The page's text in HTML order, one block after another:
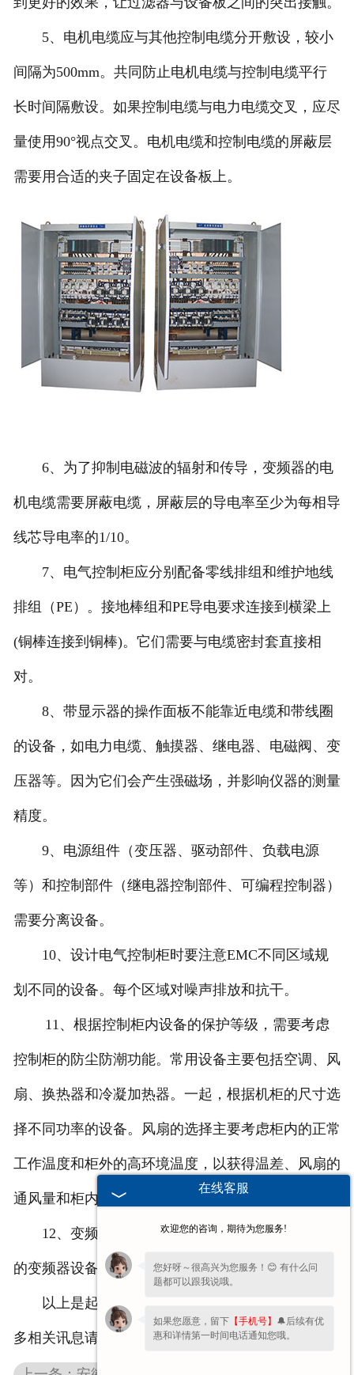
5、电机电缆应与其他控制电缆分开敷设，较小
间隔为500mm。共同防止电机电缆与控制电缆平行
长时间隔敷设。如果控制电缆与电力电缆交叉，应尽
量使用90°视点交叉。电机电缆和控制电缆的屏蔽层
需要用合适的夹子固定在设备板上。
6、为了抑制电磁波的辐射和传导，变频器的电
机电缆需要屏蔽电缆，屏蔽层的导电率至少为每相导
线芯导电率的1/10。
7、电气控制柜应分别配备零线排组和维护地线
排组（PE）。接地棒组和PE导电要求连接到横梁上
(铜棒连接到铜棒)。它们需要与电缆密封套直接相
对。
8、带显示器的操作面板不能靠近电缆和带线圈
的设备，如电力电缆、触摸器、继电器、电磁阀、变
压器等。因为它们会产生强磁场，并影响仪器的测量
精度。
9、电源组件（变压器、驱动部件、负载电源
等）和控制部件（继电器控制部件、可编程控制器）
需要分离设备。
10、设计电气控制柜时要注意EMC不同区域规
划不同的设备。每个区域对噪声排放和抗干。
11、根据控制柜内设备的保护等级，需要考虑
控制柜的防尘防潮功能。常用设备主要包括空调、风
扇、换热器和冷凝加热器。一起，根据机柜的尺寸选
择不同功率的设备。风扇的选择主要考虑柜内的正常
工作温度和柜外的高环境温度，以获得温差、风扇的
通风量和柜内的风量。
12、变频器设备的基本要求。控制柜之间有更好
的变频器设备。变频器应为直设备。
以上是起重机电气柜厂家和大家分享的内容，更
多相关讯息请联络我们！
在线客服
欢迎您的咨询，期待为您服务!
您好呀～很高兴为您服务！😊 有什么问
题都可以跟我说哦。
如果您愿意，留下 【手机号】 🔔后续有优
惠和详情第一时间电话通知您哦。